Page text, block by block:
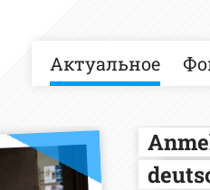
Актуальное